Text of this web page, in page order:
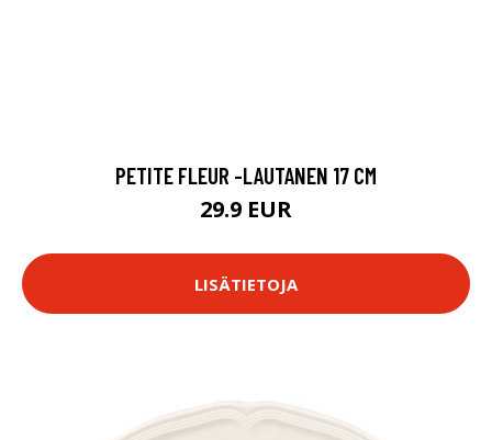
PETITE FLEUR -LAUTANEN 17 CM
29.9 EUR
LISÄTIETOJA